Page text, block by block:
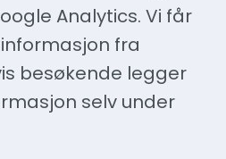
Analytics. Vi får
fra
besøkende legger
selv under